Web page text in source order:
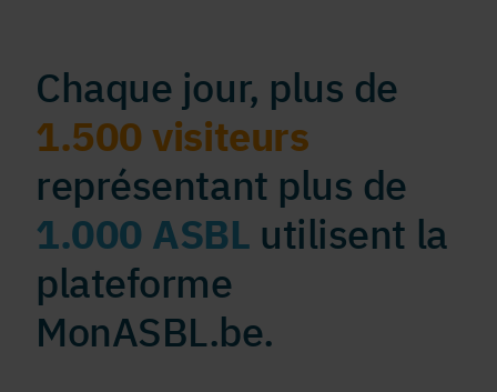
Chaque jour, plus de
1.500 visiteurs
représentant plus de
1.000 ASBL utilisent la
plateforme
MonASBL.be.